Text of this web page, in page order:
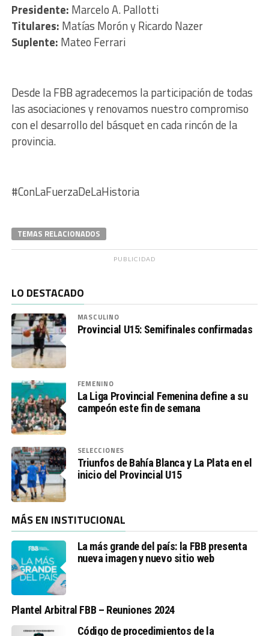
Presidente: Marcelo A. Pallotti
Titulares: Matías Morón y Ricardo Nazer
Suplente: Mateo Ferrari
Desde la FBB agradecemos la participación de todas
las asociaciones y renovamos nuestro compromiso
con el desarrollo del básquet en cada rincón de la
provincia.
#ConLaFuerzaDeLaHistoria
TEMAS RELACIONADOS
PUBLICIDAD
LO DESTACADO
MASCULINO
Provincial U15: Semifinales confirmadas
FEMENINO
La Liga Provincial Femenina define a su
campeón este fin de semana
SELECCIONES
Triunfos de Bahía Blanca y La Plata en el
inicio del Provincial U15
MÁS EN INSTITUCIONAL
La más grande del país: la FBB presenta
nueva imagen y nuevo sitio web
Plantel Arbitral FBB – Reuniones 2024
Código de procedimientos de la